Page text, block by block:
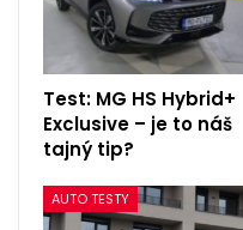
Test: MG HS Hybrid+
Exclusive – je to náš
tajný tip?
AUTO TESTY